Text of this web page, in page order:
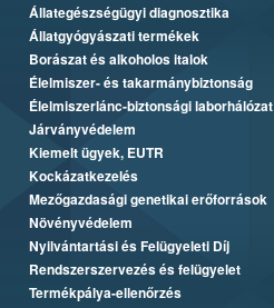
Állategészségügyi diagnosztika
Állatgyógyászati termékek
Borászat és alkoholos italok
Élelmiszer- és takarmánybiztonság
Élelmiszerlánc-biztonsági laborhálózat
Járványvédelem
Kiemelt ügyek, EUTR
Kockázatkezelés
Mezőgazdasági genetikai erőforrások
Növényvédelem
Nyilvántartási és Felügyeleti Díj
Rendszerszervezés és felügyelet
Termékpálya-ellenőrzés